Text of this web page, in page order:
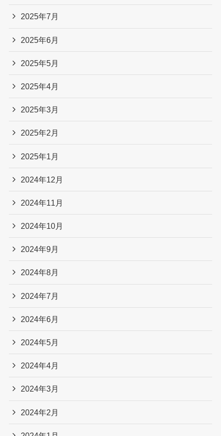
2025年7月
2025年6月
2025年5月
2025年4月
2025年3月
2025年2月
2025年1月
2024年12月
2024年11月
2024年10月
2024年9月
2024年8月
2024年7月
2024年6月
2024年5月
2024年4月
2024年3月
2024年2月